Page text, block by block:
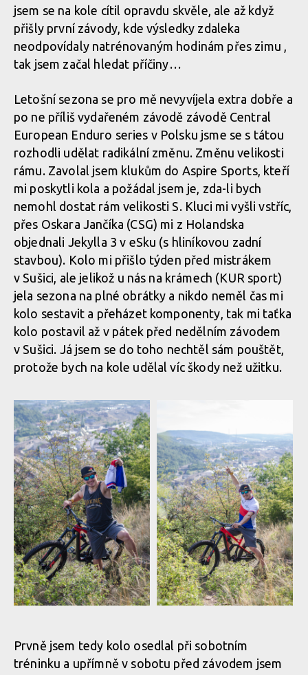
jsem se na kole cítil opravdu skvěle, ale až když
přišly první závody, kde výsledky zdaleka
neodpovídaly natrénovaným hodinám přes zimu ,
tak jsem začal hledat příčiny…
Letošní sezona se pro mě nevyvíjela extra dobře a
po ne příliš vydařeném závodě závodě Central
European Enduro series v Polsku jsme se s tátou
rozhodli udělat radikální změnu. Změnu velikosti
rámu. Zavolal jsem klukům do Aspire Sports, kteří
mi poskytli kola a požádal jsem je, zda-li bych
nemohl dostat rám velikosti S. Kluci mi vyšli vstříc,
přes Oskara Jančíka (CSG) mi z Holandska
objednali Jekylla 3 v eSku (s hliníkovou zadní
stavbou). Kolo mi přišlo týden před mistrákem
v Sušici, ale jelikož u nás na krámech (KUR sport)
jela sezona na plné obrátky a nikdo neměl čas mi
kolo sestavit a přeházet komponenty, tak mi taťka
kolo postavil až v pátek před nedělním závodem
v Sušici. Já jsem se do toho nechtěl sám pouštět,
protože bych na kole udělal víc škody než užitku.
Prvně jsem tedy kolo osedlal při sobotním
tréninku a upřímně v sobotu před závodem jsem